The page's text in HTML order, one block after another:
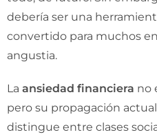
debería ser una
convertido para muchos
angustia.
La ansiedad financiera no
pero su propagación
distingue entre clases